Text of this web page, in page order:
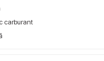
carburant